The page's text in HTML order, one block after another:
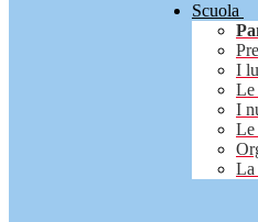
Scuola
I
Le
I
Le
La